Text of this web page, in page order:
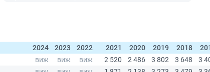
2024
2023 2022 2021 2020 2019 2018